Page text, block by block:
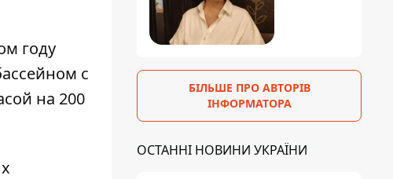
году
с
на 200
БІЛЬШЕ ПРО АВТОРІВ
ІНФОРМАТОРА
ОСТАННІ НОВИНИ УКРАЇНИ